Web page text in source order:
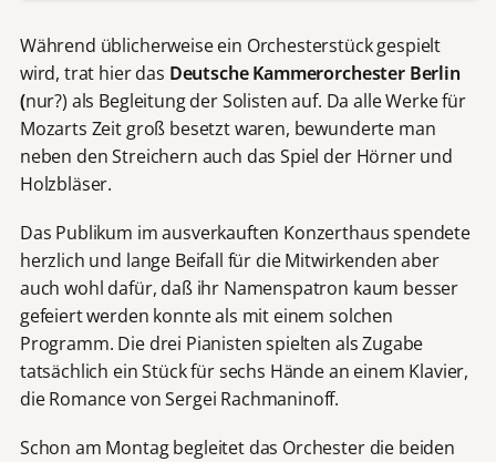
Während üblicherweise ein Orchesterstück gespielt
wird, trat hier das Deutsche Kammerorchester Berlin
(nur?) als Begleitung der Solisten auf. Da alle Werke für
Mozarts Zeit groß besetzt waren, bewunderte man
neben den Streichern auch das Spiel der Hörner und
Holzbläser.
Das Publikum im ausverkauften Konzerthaus spendete
herzlich und lange Beifall für die Mitwirkenden aber
auch wohl dafür, daß ihr Namenspatron kaum besser
gefeiert werden konnte als mit einem solchen
Programm. Die drei Pianisten spielten als Zugabe
tatsächlich ein Stück für sechs Hände an einem Klavier,
die Romance von Sergei Rachmaninoff.
Schon am Montag begleitet das Orchester die beiden